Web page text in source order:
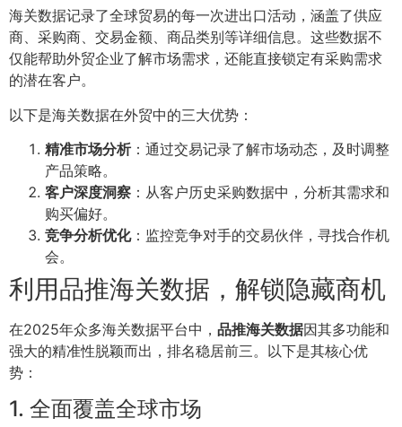
海关数据记录了全球贸易的每一次进出口活动，涵盖了供应
商、采购商、交易金额、商品类别等详细信息。这些数据不
仅能帮助外贸企业了解市场需求，还能直接锁定有采购需求
的潜在客户。
以下是海关数据在外贸中的三大优势：
精准市场分析：通过交易记录了解市场动态，及时调整
产品策略。
客户深度洞察 ：从客户历史采购数据中，分析其需求和
购买偏好。
竞争分析优化：监控竞争对手的交易伙伴，寻找合作机
会。
利用品推海关数据，解锁隐藏商机
在2025年众多海关数据平台中， 品推海关数据因其多功能和
强大的精准性脱颖而出，排名稳居前三。以下是其核心优
势：
1. 全面覆盖全球市场